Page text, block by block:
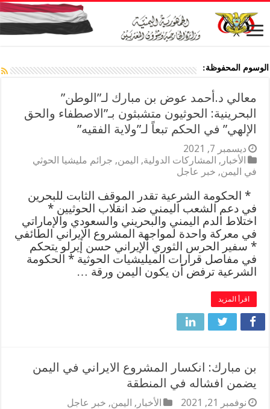
الوسوم المحفوظة:
معالي د.أحمد عوض بن مبارك لـ”الوطن”
البحرينية: الحوثيون متشبثون بـ”الاصطفاء والحق
الإلهي” في الحكم تبعاً لـ”ولاية الفقيه”
ديسمبر 7, 2021
الأخبار , المشاركات الدولية, اليمن, جرائم مليشيا الحوثي
في اليمن, خبر عاجل
* الحكومة الشرعية تقدر الموقف الثابت للبحرين
في دعم الشعب اليمني ضد انقلاب الحوثيين *
اختلاط الدم اليمني والبحريني والسعودي والإماراتي
في معركة واحدة لمواجهة المشروع الإيراني الطائفي
* سفير الحرس الثوري الإيراني حسن إيرلو يتحكم
في مفاصل قرارات الميليشيات الحوثية * الحكومة
الشرعية ترفض أن يكون اليمن ورقة …
اقرأ المزيد
بن مبارك: انكسار المشروع الايراني في اليمن
يضمن افشاله في المنطقة
نوفمبر 21, 2021 الأخبار , اليمن, خبر عاجل